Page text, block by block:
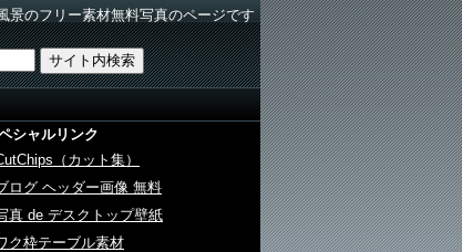
景のフリー素材無料写真のページです
シャルリンク
（カット集）
ログ ヘッダー画像 無料
真 de デスクトップ壁紙
ク枠テーブル素材